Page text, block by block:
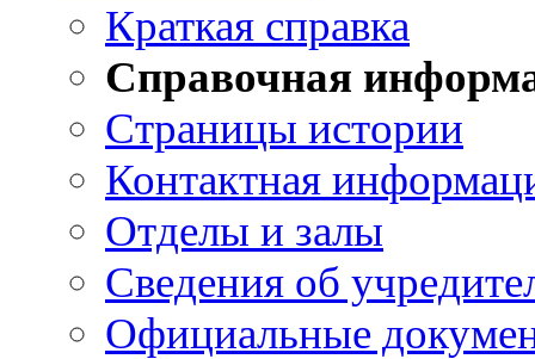
Краткая справка
Справочная
Страницы истории
Контактная
Отделы и залы
Сведения об
Официальные